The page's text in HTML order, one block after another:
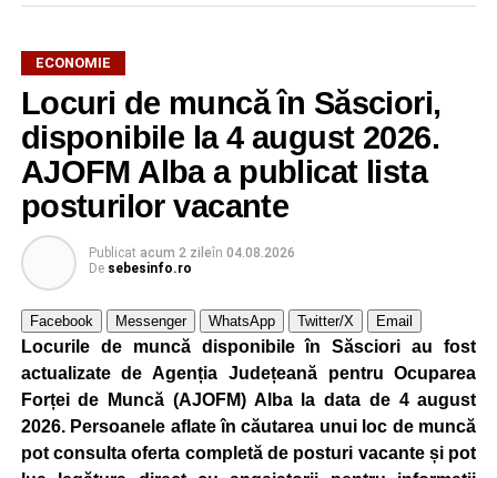
Potrivit unui comunicat al companiei, măsura va fi aplicată
gradual, în funcție de necesitățile sistemului energetic.
Reprezentanții Kronospan precizează că evoluția situației
este monitorizată permanent, iar activitatea va reveni la
capacitate normală imediat ce condițiile vor permite.
Compania dă asigurări că oprirea temporară a unor linii
de producție nu va afecta livrările către clienți.
Kronospan se numără printre cei mai mari consumatori de
energie electrică din România. O parte din necesarul
energetic este acoperită prin producția proprie de energie,
realizată cu ajutorul panourilor fotovoltaice și al unităților
de cogenerare.
Reprezentanții companiei afirmă că vor continua
ECONOMIE
Locuri de muncă în Săsciori,
disponibile la 4 august 2026.
AJOFM Alba a publicat lista
posturilor vacante
Publicat acum 2 zileîn 04.08.2026
De sebesinfo.ro
Facebook Messenger WhatsApp Twitter/X Email
Locurile de muncă disponibile în Săsciori au fost
actualizate de Agenția Județeană pentru Ocuparea
Forței de Muncă (AJOFM) Alba la data de 4 august
2026. Persoanele aflate în căutarea unui loc de muncă
pot consulta oferta completă de posturi vacante și pot